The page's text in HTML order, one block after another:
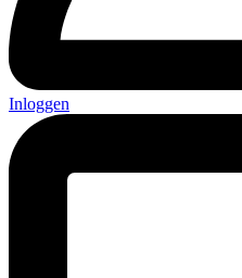
Inloggen